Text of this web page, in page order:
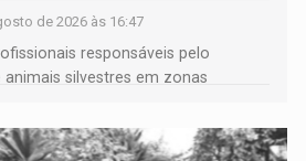
de 2026 às 16:47
responsáveis pelo
silvestres em zonas